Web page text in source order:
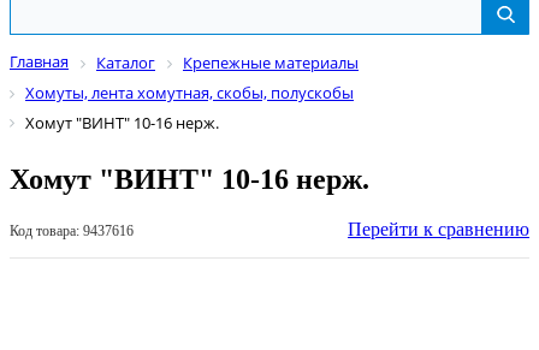
Главная Каталог
Крепежные материалы
Хомуты, лента хомутная, скобы, полускобы
Хомут "ВИНТ" 10-16 нерж.
Хомут "ВИНТ" 10-16 нерж.
Код товара: 9437616 Перейти к сравнению